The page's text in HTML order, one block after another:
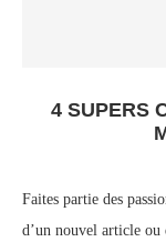
4 SUPERS
Faites partie des
d’un nouvel article